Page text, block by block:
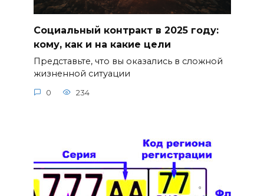
Социальный контракт в 2025 году:
кому, как и на какие цели
Представьте, что вы оказались в сложной
жизненной ситуации
0 234